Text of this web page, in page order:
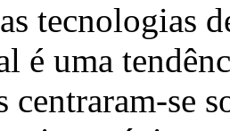
tecnologias
é uma
centraram-se